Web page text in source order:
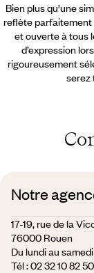
Bien plus qu’une
reflète parfaitement
et ouverte à tous
d’expression
rigoureusement
serez
Notre
17-19, rue de la
76000 Rouen
Du lundi au
Tél :02 32 10 82 50